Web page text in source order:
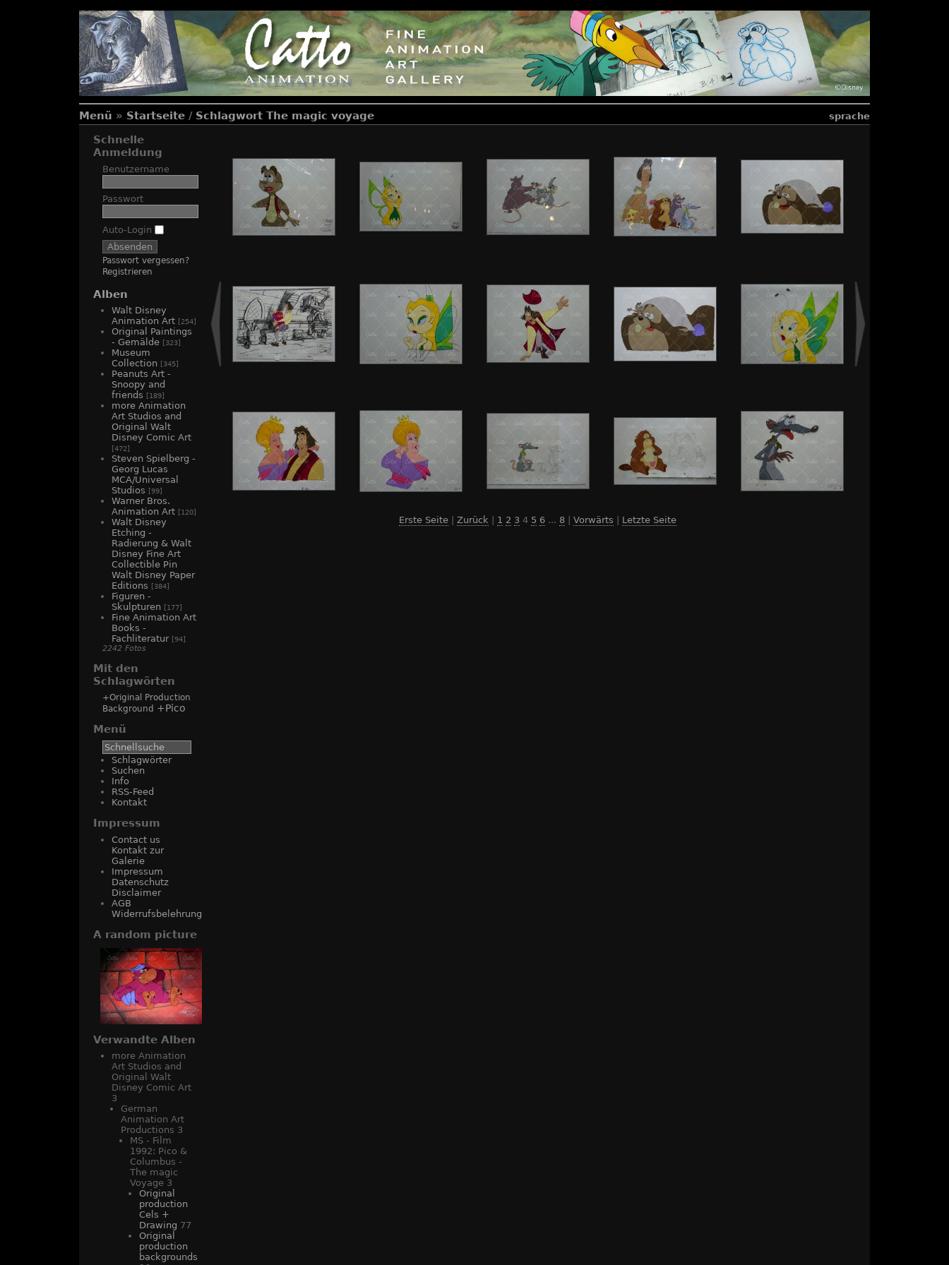
Menü » Startseite / Schlagwort The magic voyage sprache
Schnelle
Anmeldung
Benutzername
Passwort
Auto-Login
Passwort vergessen?
Registrieren
Alben
Walt Disney
Animation Art [254]
Original Paintings
- Gemälde [323]
Museum
Collection
[345]
Peanuts Art -
Snoopy and
friends
[189]
more Animation
Art Studios and
Original Walt
Disney Comic Art
[472]
Steven Spielberg -
Georg Lucas
MCA/Universal
Studios
[99]
Warner Bros.
Animation Art [120]
Walt Disney
Etching -
Radierung & Walt
Disney Fine Art
Collectible Pin
Walt Disney Paper
Editions
[384]
Figuren -
Skulpturen
[177]
Fine Animation Art
Books -
Fachliteratur [94]
2242 Fotos
Mit den
Schlagwörten
+Original Production
Background +Pico
Menü
Schlagwörter
Suchen
Info
RSS-Feed
Kontakt
Impressum
Contact us
Kontakt zur
Galerie
Impressum
Datenschutz
Disclaimer
AGB
Widerrufsbelehrung
A random picture
Verwandte Alben
more Animation
Art Studios and
Original Walt
Disney Comic Art
3
German
Animation Art
Productions 3
MS - Film
1992: Pico &
Columbus -
The magic
Voyage 3
Original
production
Cels +
Drawing 77
Original
production
backgrounds
Erste Seite Zurück 1 2 3 4 5 6 ... 8 Vorwärts Letzte Seite